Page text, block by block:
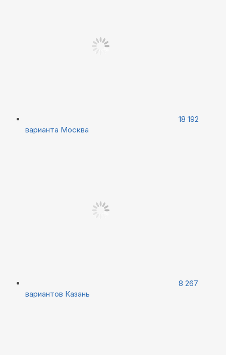
18 192
варианта Москва
8 267
вариантов Казань